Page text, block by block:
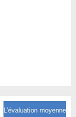
L'évaluation moyenne